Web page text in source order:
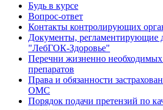
Будь в курсе
Вопрос-ответ
Контакты контролирующих
Документы, регламентирующие
"ЛебГОК-Здоровье"
Перечни жизненно
препаратов
Права и обязанности
ОМС
Порядок подачи претензий по